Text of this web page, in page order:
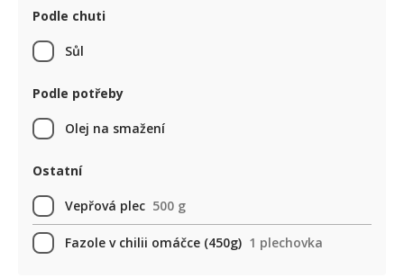
Podle chuti
Sůl
Podle potřeby
Olej na smažení
Ostatní
Vepřová plec 500 g
Fazole v chilii omáčce (450g) 1 plechovka